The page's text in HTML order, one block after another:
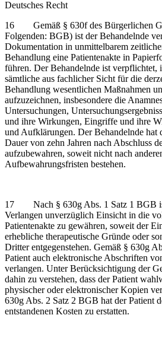
Deutsches Recht
16 Gemäß § 630f des Bürgerlichen
Folgenden: BGB) ist der Behandelnde
Dokumentation in unmittelbarem
Behandlung eine Patientenakte in
führen. Der Behandelnde ist verpflichtet,
sämtliche aus fachlicher Sicht für die
Behandlung wesentlichen Maßnahmen
aufzuzeichnen, insbesondere die
Untersuchungen,
und ihre Wirkungen, Eingriffe und ihre
und Aufklärungen. Der Behandelnde hat
Dauer von zehn Jahren nach Abschluss
aufzubewahren, soweit nicht nach
Aufbewahrungsfristen bestehen.
17 Nach § 630g Abs. 1 Satz 1 BGB
Verlangen unverzüglich Einsicht in die
Patientenakte zu gewähren, soweit der
erhebliche therapeutische Gründe oder
Dritter entgegenstehen. Gemäß § 630g
Patient auch elektronische Abschriften
verlangen. Unter Berücksichtigung der
dahin zu verstehen, dass der Patient
physischer oder elektronischer Kopien
630g Abs. 2 Satz 2 BGB hat der Patient
entstandenen Kosten zu erstatten.